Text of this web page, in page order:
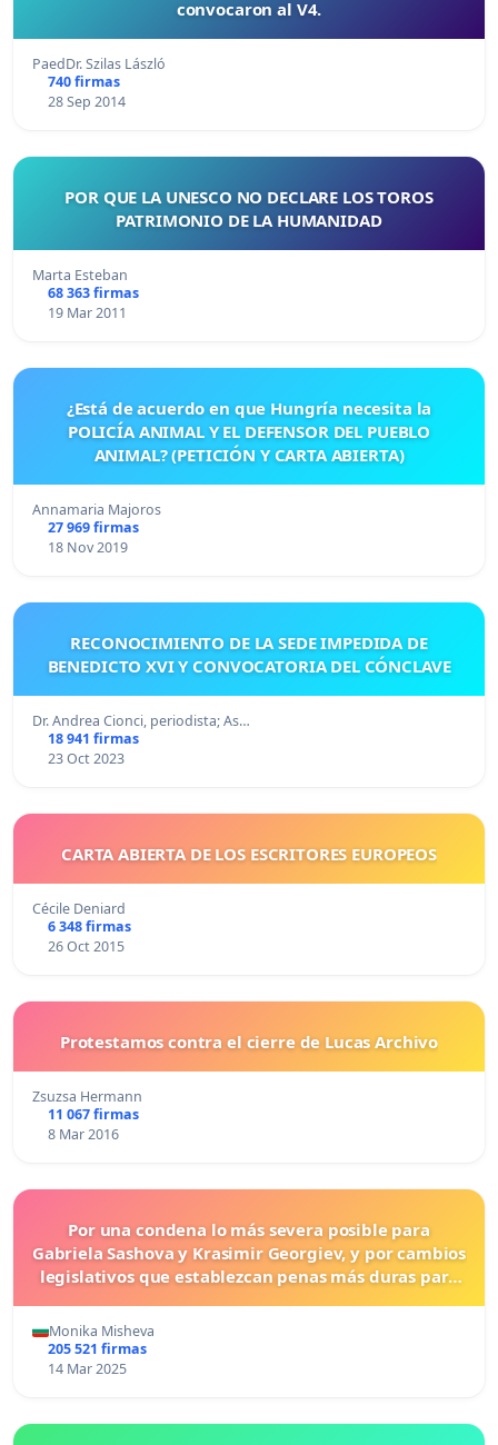
convocaron al V4.
PaedDr. Szilas László
740 firmas
28 Sep 2014
POR QUE LA UNESCO NO DECLARE LOS TOROS
PATRIMONIO DE LA HUMANIDAD
Marta Esteban
68 363 firmas
19 Mar 2011
¿Está de acuerdo en que Hungría necesita la
POLICÍA ANIMAL Y EL DEFENSOR DEL PUEBLO
ANIMAL? (PETICIÓN Y CARTA ABIERTA)
Annamaria Majoros
27 969 firmas
18 Nov 2019
RECONOCIMIENTO DE LA SEDE IMPEDIDA DE
BENEDICTO XVI Y CONVOCATORIA DEL CÓNCLAVE
Dr. Andrea Cionci, periodista; As…
18 941 firmas
23 Oct 2023
CARTA ABIERTA DE LOS ESCRITORES EUROPEOS
Cécile Deniard
6 348 firmas
26 Oct 2015
Protestamos contra el cierre de Lucas Archivo
Zsuzsa Hermann
11 067 firmas
8 Mar 2016
Por una condena lo más severa posible para
Gabriela Sashova y Krasimir Georgiev, y por cambios
legislativos que establezcan penas más duras para
Monika Misheva
205 521 firmas
14 Mar 2025